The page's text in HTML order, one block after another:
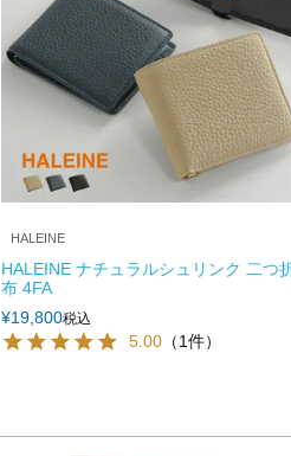
HALEINE
HALEINE ナチュラルシュリンク 二つ
布 4FA
¥19,800税込
5.00 （1件）